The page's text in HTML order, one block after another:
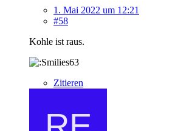
1. Mai 2022 um 12:21
#58
Kohle ist raus.
Zitieren